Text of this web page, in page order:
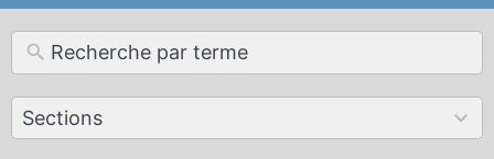
Sections
12
results